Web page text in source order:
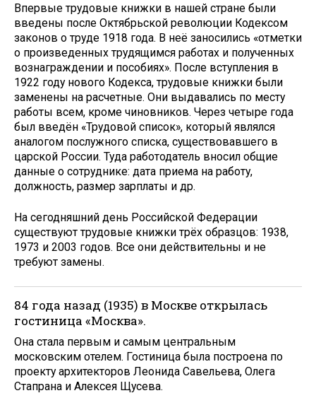
Впервые трудовые книжки в нашей стране были
введены после Октябрьской революции Кодексом
законов о труде 1918 года. В неё заносились «отметки
о произведенных трудящимся работах и полученных
вознаграждении и пособиях». После вступления в
1922 году нового Кодекса, трудовые книжки были
заменены на расчетные. Они выдавались по месту
работы всем, кроме чиновников. Через четыре года
был введён «Трудовой список», который являлся
аналогом послужного списка, существовавшего в
царской России. Туда работодатель вносил общие
данные о сотруднике: дата приема на работу,
должность, размер зарплаты и др.
На сегодняшний день Российской Федерации
существуют трудовые книжки трёх образцов: 1938,
1973 и 2003 годов. Все они действительны и не
требуют замены.
84 года назад (1935) в Москве открылась
гостиница «Москва».
Она стала первым и самым центральным
московским отелем. Гостиница была построена по
проекту архитекторов Леонида Савельева, Олега
Стапрана и Алексея Щусева.